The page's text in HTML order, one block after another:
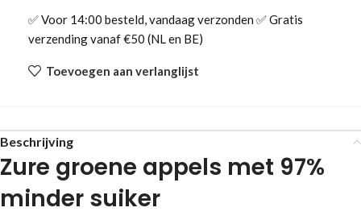
✅ Voor 14:00 besteld, vandaag verzonden ✅ Gratis
verzending vanaf €50 (NL en BE)
Toevoegen aan verlanglijst
Beschrijving
Zure groene appels met 97%
minder suiker